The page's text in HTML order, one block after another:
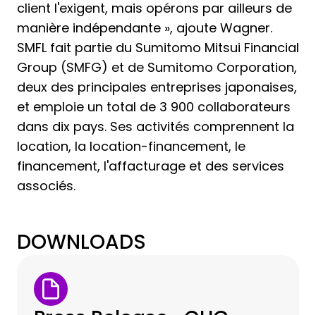
client l'exigent, mais opérons par ailleurs de
manière indépendante », ajoute Wagner.
SMFL fait partie du Sumitomo Mitsui Financial
Group (SMFG) et de Sumitomo Corporation,
deux des principales entreprises japonaises,
et emploie un total de 3 900 collaborateurs
dans dix pays. Ses activités comprennent la
location, la location-financement, le
financement, l'affacturage et des services
associés.
DOWNLOADS